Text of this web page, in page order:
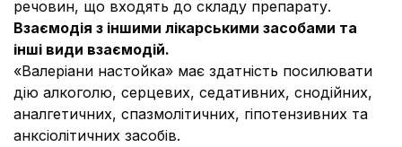
речовин, що входять до складу препарату.
Взаємодія з іншими лікарськими засобами та
інші види взаємодій.
«Валеріани настойка» має здатність посилювати
дію алкоголю, серцевих, седативних, снодійних,
аналгетичних, спазмолітичних, гіпотензивних та
анксіолітичних засобів.